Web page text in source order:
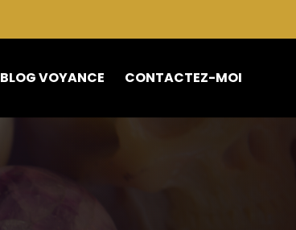
BLOG VOYANCE CONTACTEZ-MOI